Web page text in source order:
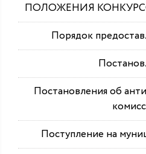
ПОЛОЖЕНИЯ
Порядок
Постановления об
Поступление на